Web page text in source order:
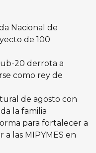
Nacional de
de 100
20 derrota a
como rey de
de agosto con
la familia
para fortalecer a
las MIPYMES en